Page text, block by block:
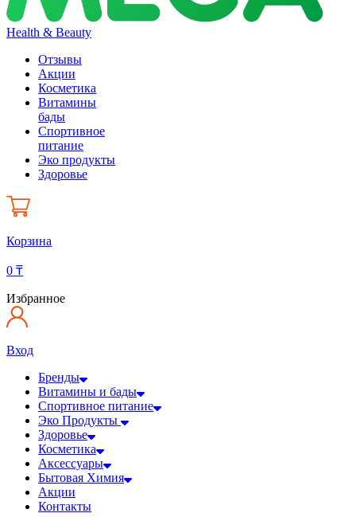
Health & Beauty
Отзывы
Акции
Косметика
Витамины
бады
Спортивное
питание
Эко продукты
Здоровье
Корзина
0 ₸
Избранное
Вход
Бренды
Витамины и бады
Спортивное питание
Эко Продукты
Здоровье
Косметика
Аксессуары
Бытовая Химия
Акции
Контакты